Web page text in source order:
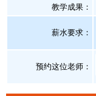
教学成果：
薪水要求：
预约这位老师：